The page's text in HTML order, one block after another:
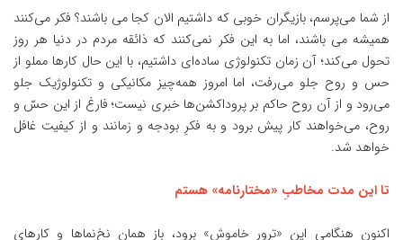
از شما می‌پرسم، بازیگران خوبی که داشتیم الان کجا می باشند؟ فکر می‌کنند
همیشه می باشند، اما به این فکر نمی‌کنند که ذائقه مردم در دنیا هر روز
تحول می‌کند؛ آن زمان تکنولوژی ساده‌ای داشتیم، با این حال کارها مملو از
حس و روح جلو می‌رفت، اما امروز همه‌چیز مکانیکی و تکنولوژیک جلو
می‌رود و از آن روح حاکم بر پروداکشن‌ها خبری نیست؛ فارغ از این حسّ و
روح، می‌خواهند کار پیش برود و به فکرِ بودجه و زمانند و از کیفیت غافل
خواهد شد.
تا این مدت مخاطبِ «مختارنامه» هستم
اکنون هنگامی این «ترور خاموش» برود، باز همان نخ‌نماها و کارهای